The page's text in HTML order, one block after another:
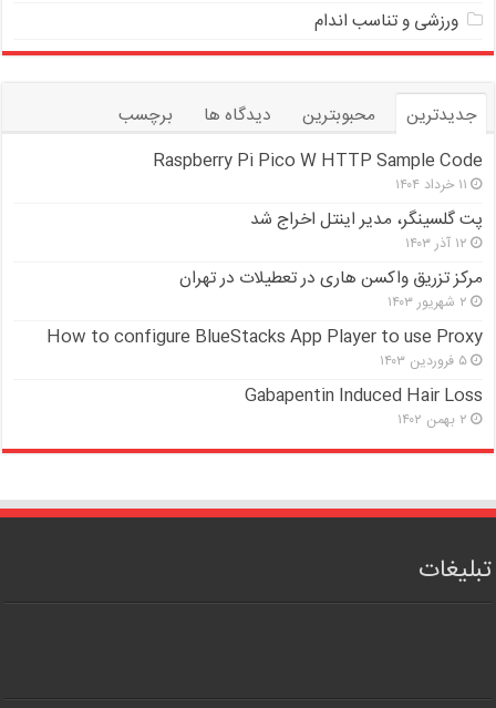
ورزشی و تناسب اندام
جدیدترین محبوبترین دیدگاه ها
برچسب
Raspberry Pi Pico W HTTP Sample Code
۱۱ خرداد ۱۴۰۴
پت گلسینگر، مدیر اینتل اخراج شد
۱۲ آذر ۱۴۰۳
مرکز تزریق واکسن هاری در تعطیلات در تهران
۲ شهریور ۱۴۰۳
How to configure BlueStacks App Player to use Proxy
۵ فروردین ۱۴۰۳
Gabapentin Induced Hair Loss
۲ بهمن ۱۴۰۲
تبلیغات